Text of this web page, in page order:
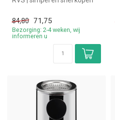
84,80
71,75
Bezorging: 2-4 weken, wij
informeren u